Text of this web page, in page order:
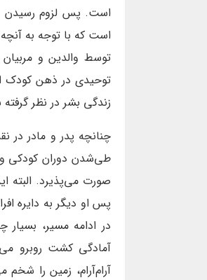
است. پس لزوم رسیدن
است که با توجه به
توسط والدین و
توحیدی در ذهن
زندگی بشر در نظر
چنانچه پدر و مادر در
طی‌شدن دوران کودکی و
صورت می‌پذیرد. البته
پس او دیگر به دایره
در ادامه مسیر،
آمادگی کشت روبرو
آرام‌آرام، زمین را